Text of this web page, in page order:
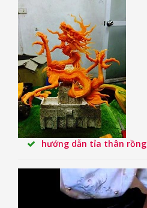
hướng dẫn tỉa thân rồng